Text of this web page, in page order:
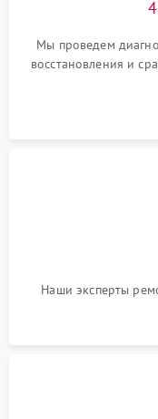
Мы проведем
восстановления и
Наши эксперты